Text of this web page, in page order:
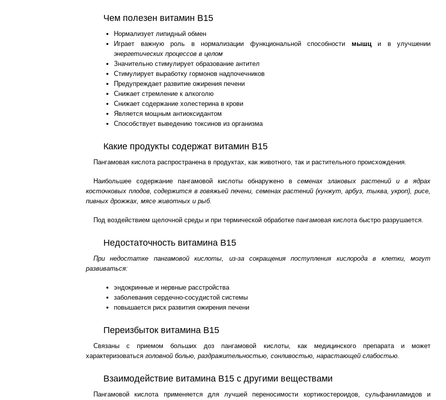
Чем полезен витамин B15
Нормализует липидный обмен
Играет важную роль в нормализации функциональной способности мышци в улучшении
энергетических процессов в целом
Значительно стимулирует образование антител
Стимулирует выработку гормонов надпочечников
Предупреждает развитие ожирения печени
Снижает стремление к алкоголю
Снижает содержание холестерина в крови
Является мощным антиоксидантом
Способствует выведению токсинов из организма
Какие продукты содержат витамин B15
Пангамовая кислота распространена в продуктах, как животного, так и растительного происхождения.
Наибольшее содержание пангамовой кислоты обнаружено в семенах злаковых растений и в ядрах
косточковых плодов, содержится в говяжьей печени, семенах растений (кунжут, арбуз, тыква, укроп), рисе,
пивных дрожжах, мясе животных и рыб.
Под воздействием щелочной среды и при термической обработке пангамовая кислота быстро разрушается.
Недостаточность витамина B15
При недостатке пангамовой кислоты, из-за сокращения поступления кислорода в клетки, могут
развиваться:
эндокринные и нервные расстройства
заболевания сердечно-сосудистой системы
повышается риск развития ожирения печени
Переизбыток витамина B15
Связаны с приемом больших доз пангамовой кислоты, как медицинского препарата и может
характеризоваться головной болью, раздражительностью, сонливостью, нарастающей слабостью.
Взаимодействие витамина B15 с другими веществами
Пангамовой кислота применяется для лучшей переносимости кортикостероидов, сульфаниламидов и